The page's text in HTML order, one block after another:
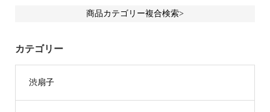
商品カテゴリー複合検索>
カテゴリー
渋扇子